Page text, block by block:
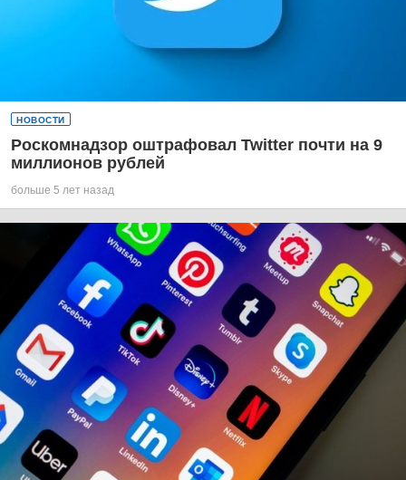
НОВОСТИ
Роскомнадзор оштрафовал Twitter почти на 9
миллионов рублей
больше 5 лет назад